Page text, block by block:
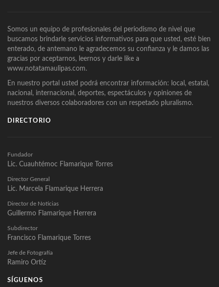
Somos un equipo de profesionales del periodismo de nivel que
buscamos brindarle servicios informativos para que usted, esté bien
enterado, de antemano le agradecemos su confianza y le damos las
gracias por aceptarnos, leernos y darle like a
www.notatamaulipas.com.
En nuestro portal usted podrá encontrar información: local, estatal,
nacional, internacional, deportes, espectáculos y opiniones de
nuestros diversos colaboradores con un respetado pluralismo.
DIRECTORIO
Fundador
Lic. Cuauhtémoc Flamarique Torres
Director General
Lic. Marcela Flamarique Herrera
Director de Noticias
Guillermo Flamarique Herrera
Subdirector
Francisco Flamarique Torres
Jefe de Fotografía
Ramiro Ortíz
SÍGUENOS